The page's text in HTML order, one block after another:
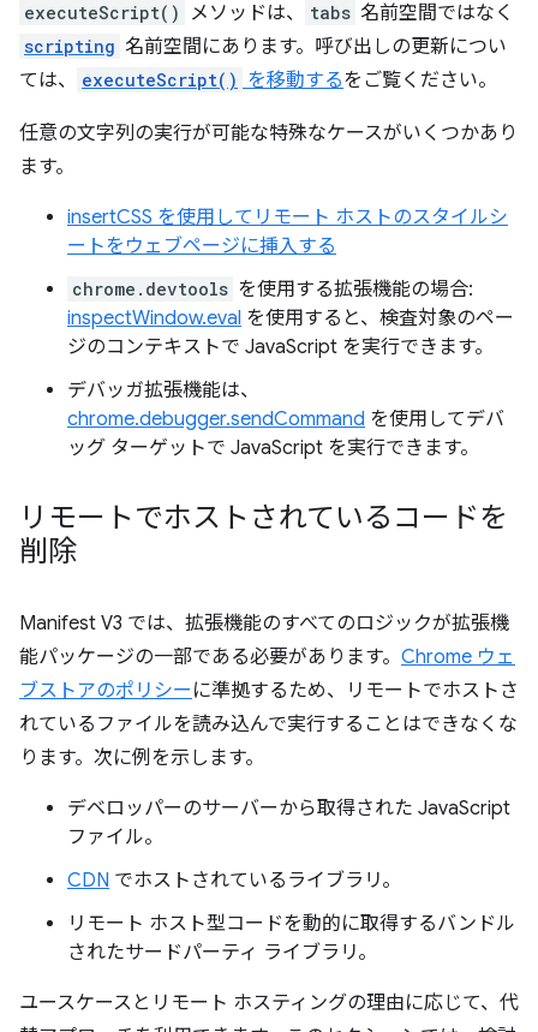
executeScript() メソッドは、 tabs 名前空間ではなく
scripting 名前空間にあります。呼び出しの更新につい
ては、
executeScript() を移動するをご覧ください。
任意の文字列の実行が可能な特殊なケースがいくつかあり
ます。
insertCSS を使用してリモート ホストのスタイルシ
ートをウェブページに挿入する
chrome.devtools を使用する拡張機能の場合:
inspectWindow.eval を使用すると、検査対象のペー
ジのコンテキストで JavaScript を実行できます。
デバッガ拡張機能は、
chrome.debugger.sendCommand を使用してデバ
ッグ ターゲットで JavaScript を実行できます。
リモートでホストされているコードを
削除
Manifest V3 では、拡張機能のすべてのロジックが拡張機
能パッケージの一部である必要があります。 Chrome ウェ
ブストアのポリシー に準拠するため、リモートでホストさ
れているファイルを読み込んで実行することはできなくな
ります。次に例を示します。
デベロッパーのサーバーから取得された JavaScript
ファイル。
CDN でホストされているライブラリ。
リモート ホスト型コードを動的に取得するバンドル
されたサードパーティ ライブラリ。
ユースケースとリモート ホスティングの理由に応じて、代